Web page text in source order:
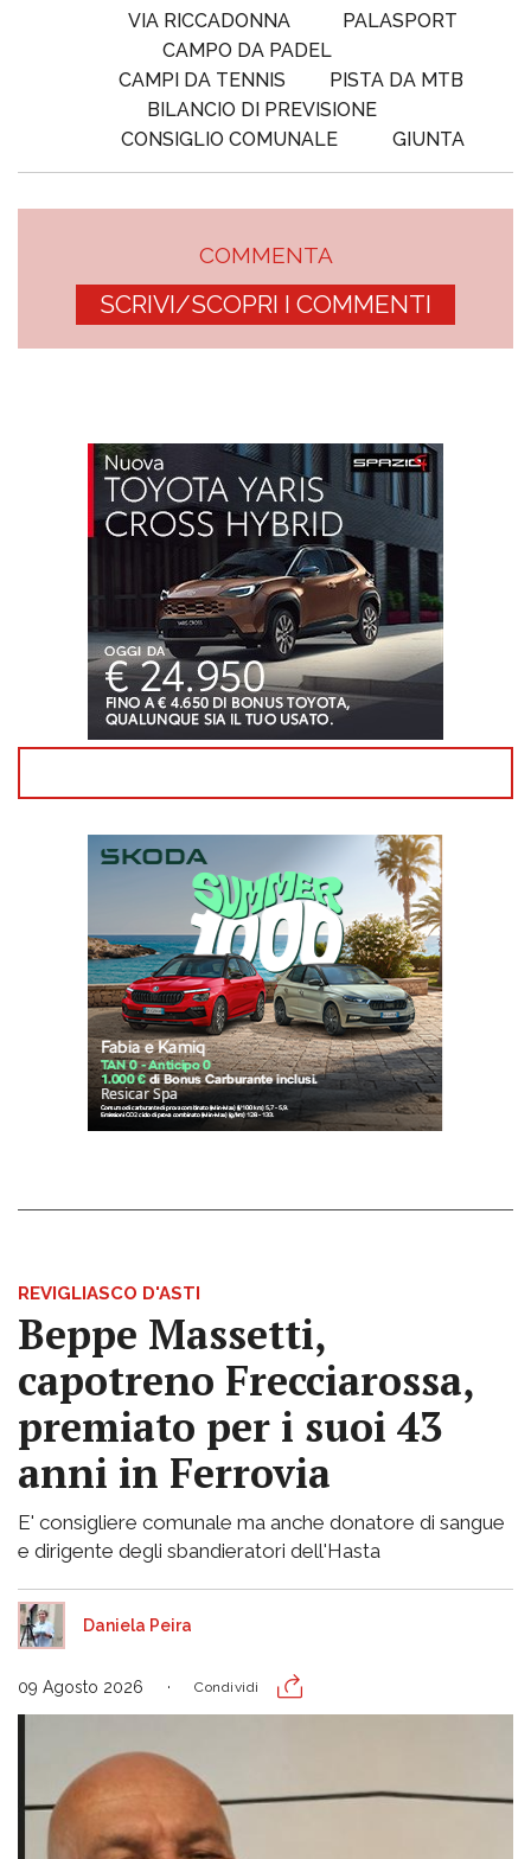
VIA RICCADONNA
PALASPORT
CAMPO DA PADEL
CAMPI DA TENNIS
PISTA DA MTB
BILANCIO DI PREVISIONE
CONSIGLIO COMUNALE
GIUNTA
COMMENTA
SCRIVI/SCOPRI I COMMENTI
REVIGLIASCO D'ASTI
Beppe Massetti,
capotreno Frecciarossa,
premiato per i suoi 43
anni in Ferrovia
E' consigliere comunale ma anche donatore di sangue
e dirigente degli sbandieratori dell'Hasta
Daniela Peira
09 Agosto 2026 Condividi